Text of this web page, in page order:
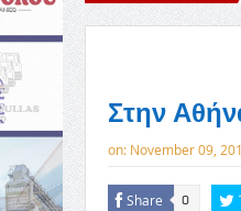
NEWS
στήριξη της Επαρχιακής
Στην
on: November 09,
Share 0